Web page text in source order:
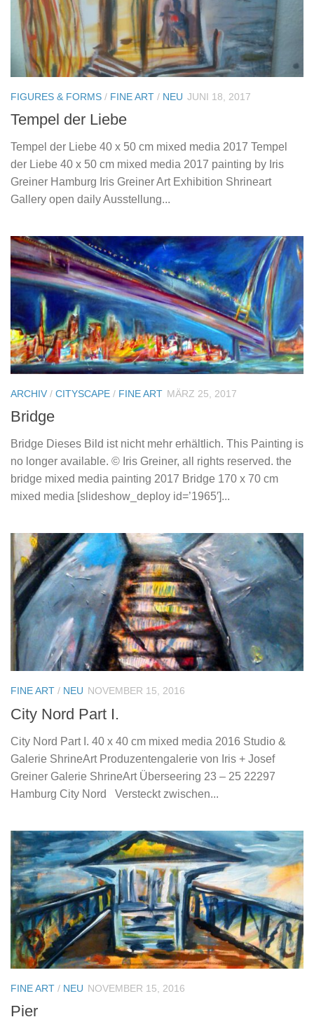
FIGURES & FORMS / FINE ART / NEU JUNI 18, 2017
Tempel der Liebe
Tempel der Liebe 40 x 50 cm mixed media 2017 Tempel
der Liebe 40 x 50 cm mixed media 2017 painting by Iris
Greiner Hamburg Iris Greiner Art Exhibition Shrineart
Gallery open daily Ausstellung...
ARCHIV / CITYSCAPE / FINE ART MÄRZ 25, 2017
Bridge
Bridge Dieses Bild ist nicht mehr erhältlich. This Painting is
no longer available. © Iris Greiner, all rights reserved. the
bridge mixed media painting 2017 Bridge 170 x 70 cm
mixed media [slideshow_deploy id=’1965′]...
FINE ART / NEU NOVEMBER 15, 2016
City Nord Part I.
City Nord Part I. 40 x 40 cm mixed media 2016 Studio &
Galerie ShrineArt Produzentengalerie von Iris + Josef
Greiner Galerie ShrineArt Überseering 23 – 25 22297
Hamburg City Nord Versteckt zwischen...
FINE ART / NEU NOVEMBER 15, 2016
Pier